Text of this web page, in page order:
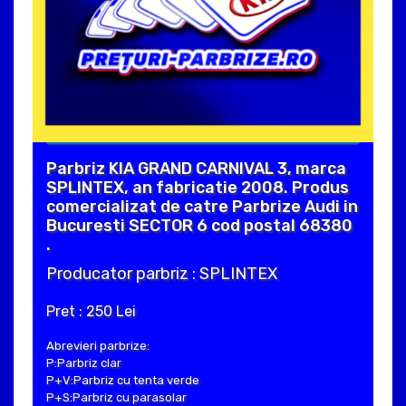
Parbriz KIA GRAND CARNIVAL 3, marca
SPLINTEX, an fabricatie 2008. Produs
comercializat de catre Parbrize Audi in
Bucuresti SECTOR 6 cod postal 68380
.
Producator parbriz : SPLINTEX
Pret : 250 Lei
Abrevieri parbrize:
P:Parbriz clar
P+V:Parbriz cu tenta verde
P+S:Parbriz cu parasolar